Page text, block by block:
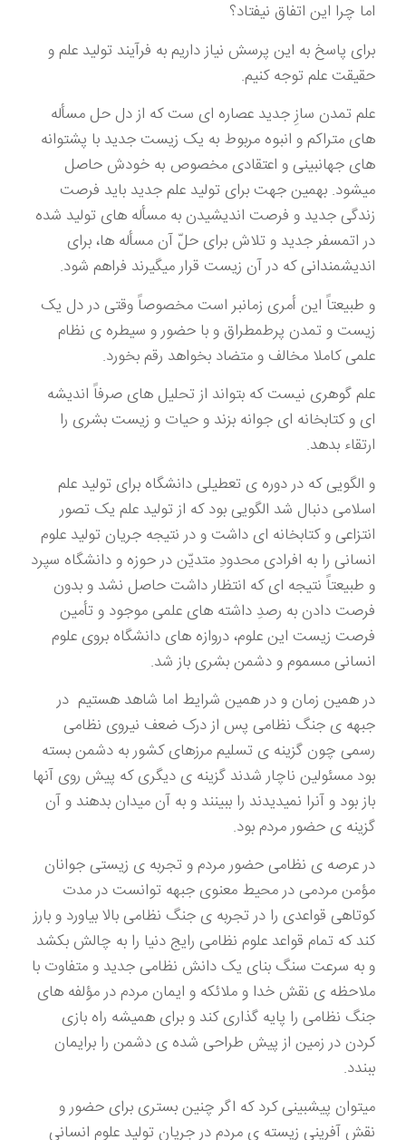
اما چرا این اتفاق نیفتاد؟
برای پاسخ به این پرسش نیاز داریم به فرآیند تولید علم و
حقیقت علم توجه کنیم.
علم تمدن سازِ جدید عصاره ای ست که از دل حل مسأله
های متراکم و انبوه مربوط به یک زیست جدید با پشتوانه
های جهانبینی و اعتقادی مخصوص به خودش حاصل
میشود. بهمین جهت برای تولید علم جدید باید فرصت
زندگی جدید و فرصت اندیشیدن به مسأله های تولید شده
در اتمسفر جدید و تلاش برای حلّ آن مسأله ها، برای
اندیشمندانی که در آن زیست قرار میگیرند فراهم شود.
و طبیعتاً این أمری زمانبر است مخصوصاً وقتی در دل یک
زیست و تمدن پرطمطراق و با حضور و سیطره ی نظام
علمی کاملا مخالف و متضاد بخواهد رقم بخورد.
علم گوهری نیست که بتواند از تحلیل های صرفاً اندیشه
ای و کتابخانه ای جوانه بزند و حیات و زیست بشری را
ارتقاء بدهد.
و الگویی که در دوره ی تعطیلی دانشگاه برای تولید علم
اسلامی دنبال شد الگویی بود که از تولید علم یک تصور
انتزاعی و کتابخانه ای داشت و در نتیجه جریان تولید علوم
انسانی را به افرادی محدودِ متدیّن در حوزه و دانشگاه سپرد
و طبیعتاً نتیجه ای که انتظار داشت حاصل نشد و بدون
فرصت دادن به رصدِ داشته های علمی موجود و تأمین
فرصت زیست این علوم، دروازه های دانشگاه بروی علوم
انسانی مسموم و دشمن بشری باز شد.
در همین زمان و در همین شرایط اما شاهد هستیم در
جبهه ی جنگ نظامی پس از درک ضعف نیروی نظامی
رسمی چون گزینه ی تسلیم مرزهای کشور به دشمن بسته
بود مسئولین ناچار شدند گزینه ی دیگری که پیش روی آنها
باز بود و آنرا نمیدیدند را ببینند و به آن میدان بدهند و آن
گزینه ی حضور مردم بود.
در عرصه ی نظامی حضور مردم و تجربه ی زیستی جوانان
مؤمن مردمی در محیط معنوی جبهه توانست در مدت
کوتاهی قواعدی را در تجربه ی جنگ نظامی بالا بیاورد و بارز
کند که تمام قواعد علوم نظامی رایج دنیا را به چالش بکشد
و به سرعت سنگ بنای یک دانش نظامی جدید و متفاوت با
ملاحظه ی نقش خدا و ملائکه و ایمان مردم در مؤلفه های
جنگ نظامی را پایه گذاری کند و برای همیشه راه بازی
کردن در زمین از پیش طراحی شده ی دشمن را برایمان
ببندد.
میتوان پیشبینی کرد که اگر چنین بستری برای حضور و
نقش آفرینی زیسته ی مردم در جریان تولید علوم انسانی